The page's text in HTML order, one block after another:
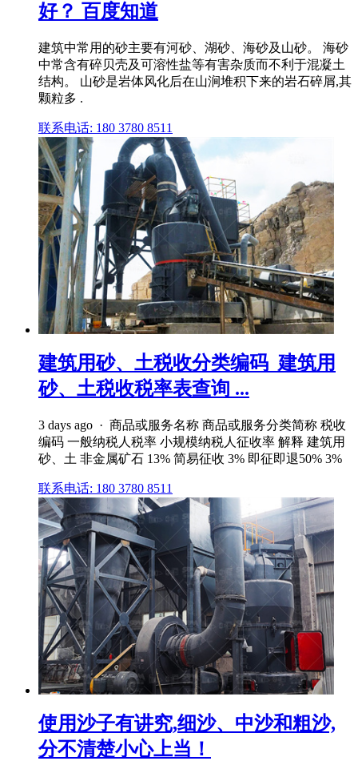
好？ 百度知道
建筑中常用的砂主要有河砂、湖砂、海砂及山砂。 海砂
中常含有碎贝壳及可溶性盐等有害杂质而不利于混凝土
结构。 山砂是岩体风化后在山涧堆积下来的岩石碎屑,其
颗粒多 .
联系电话: 180 3780 8511
建筑用砂、土税收分类编码_建筑用
砂、土税收税率表查询 ...
3 days ago · 商品或服务名称 商品或服务分类简称 税收
编码 一般纳税人税率 小规模纳税人征收率 解释 建筑用
砂、土 非金属矿石 13% 简易征收 3% 即征即退50% 3%
联系电话: 180 3780 8511
使用沙子有讲究,细沙、中沙和粗沙,
分不清楚小心上当！